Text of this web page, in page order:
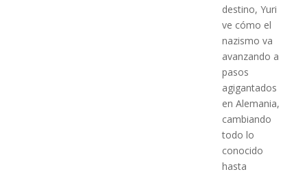
destino, Yuri
ve cómo el
nazismo va
avanzando a
pasos
agigantados
en Alemania,
cambiando
todo lo
conocido
hasta